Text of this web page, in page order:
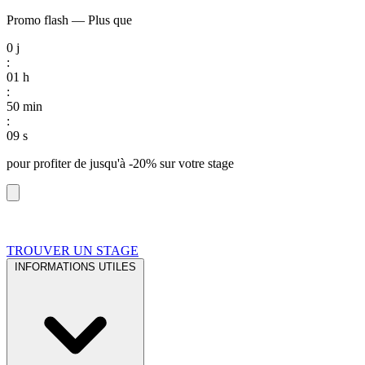
Promo flash — Plus que
0 j
:
01 h
:
50 min
:
08 s
pour profiter de jusqu'à -20% sur votre stage
TROUVER UN STAGE
INFORMATIONS UTILES